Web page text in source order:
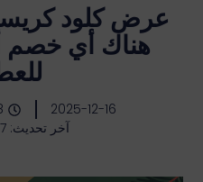
هناك أي خصم
2025-12-16
آخر تحديث: 7 أغسطس 2026